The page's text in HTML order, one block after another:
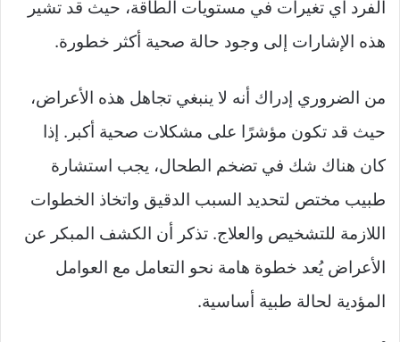
الفرد أي تغيرات في مستويات الطاقة، حيث قد تشير
هذه الإشارات إلى وجود حالة صحية أكثر خطورة.
من الضروري إدراك أنه لا ينبغي تجاهل هذه الأعراض،
حيث قد تكون مؤشرًا على مشكلات صحية أكبر. إذا
كان هناك شك في تضخم الطحال، يجب استشارة
طبيب مختص لتحديد السبب الدقيق واتخاذ الخطوات
اللازمة للتشخيص والعلاج. تذكر أن الكشف المبكر عن
الأعراض يُعد خطوة هامة نحو التعامل مع العوامل
المؤدية لحالة طبية أساسية.